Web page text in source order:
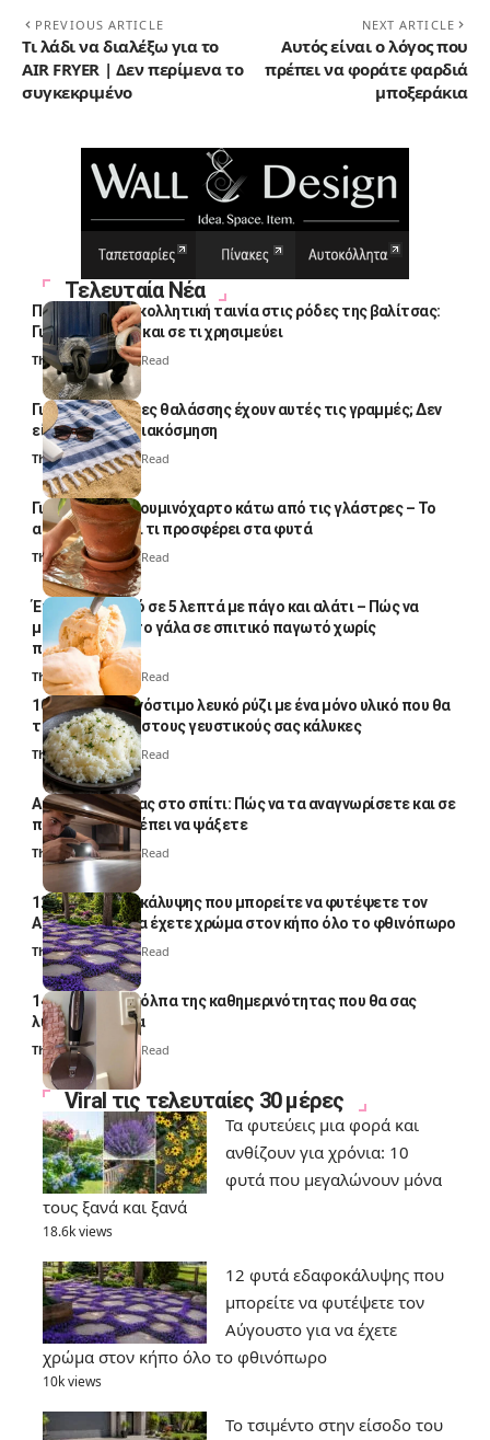
PREVIOUS ARTICLE
Τι λάδι να διαλέξω για το
AIR FRYER | Δεν περίμενα το
συγκεκριμένο
NEXT ARTICLE
Αυτός είναι ο λόγος που
πρέπει να φοράτε φαρδιά
μποξεράκια
Τελευταία Νέα
Πολλοί βάζουν κολλητική ταινία στις ρόδες της βαλίτσας:
Γιατί το κάνουν και σε τι χρησιμεύει
Thali Ombre4 Min Read
Γιατί οι πετσέτες θαλάσσης έχουν αυτές τις γραμμές; Δεν
είναι μόνο για διακόσμηση
Thali Ombre5 Min Read
Γιατί βάζουν αλουμινόχαρτο κάτω από τις γλάστρες – Το
απλό κόλπο και τι προσφέρει στα φυτά
Thali Ombre4 Min Read
Έτοιμο παγωτό σε 5 λεπτά με πάγο και αλάτι – Πώς να
μετατρέψετε το γάλα σε σπιτικό παγωτό χωρίς
παγωτομηχανή
Thali Ombre 4 Min Read
10 φορές ποιο νόστιμο λευκό ρύζι με ένα μόνο υλικό που θα
το απογειώσει στους γευστικούς σας κάλυκες
Thali Ombre4 Min Read
Αυγά κατσαρίδας στο σπίτι: Πώς να τα αναγνωρίσετε και σε
ποια σημεία πρέπει να ψάξετε
Thali Ombre4 Min Read
12 φυτά εδαφοκάλυψης που μπορείτε να φυτέψετε τον
Αύγουστο για να έχετε χρώμα στον κήπο όλο το φθινόπωρο
Thali Ombre7 Min Read
14 πανέξυπνα κόλπα της καθημερινότητας που θα σας
λύσουν τα χέρια
Thali Ombre 6 Min Read
Viral τις τελευταίες 30 μέρες
Τα φυτεύεις μια φορά και
ανθίζουν για χρόνια: 10
φυτά που μεγαλώνουν μόνα
τους ξανά και ξανά
18.6k views
12 φυτά εδαφοκάλυψης που
μπορείτε να φυτέψετε τον
Αύγουστο για να έχετε
χρώμα στον κήπο όλο το φθινόπωρο
10k views
Το τσιμέντο στην είσοδο του